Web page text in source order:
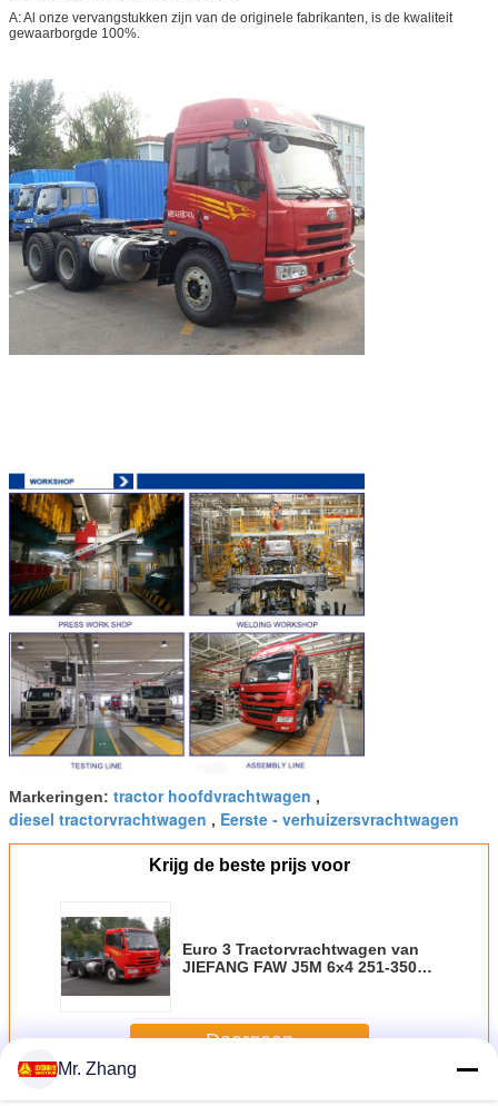
A: Al onze vervangstukken zijn van de originele fabrikanten, is de kwaliteit
gewaarborgde 100%.
Markeringen: tractor hoofdvrachtwagen ,
diesel tractorvrachtwagen , Eerste - verhuizersvrachtwagen
Krijg de beste prijs voor
Euro 3 Tractorvrachtwagen van
JIEFANG FAW J5M 6x4 251-350hp
Doorgaan
Meer
Mr. Zhang